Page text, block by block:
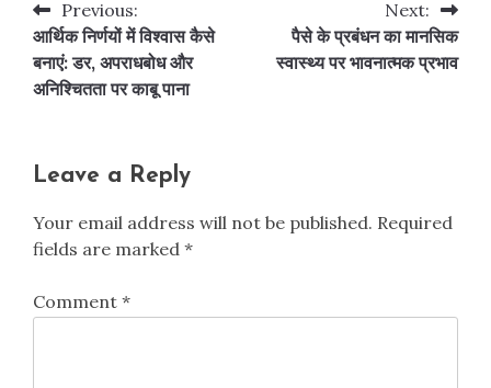
Post
navigation
Previous:
आर्थिक निर्णयों में विश्वास कैसे
बनाएं: डर, अपराधबोध और
अनिश्चितता पर काबू पाना
Next:
पैसे के प्रबंधन का मानसिक
स्वास्थ्य पर भावनात्मक प्रभाव
Leave a Reply
Your email address will not be published. Required
fields are marked *
Comment *